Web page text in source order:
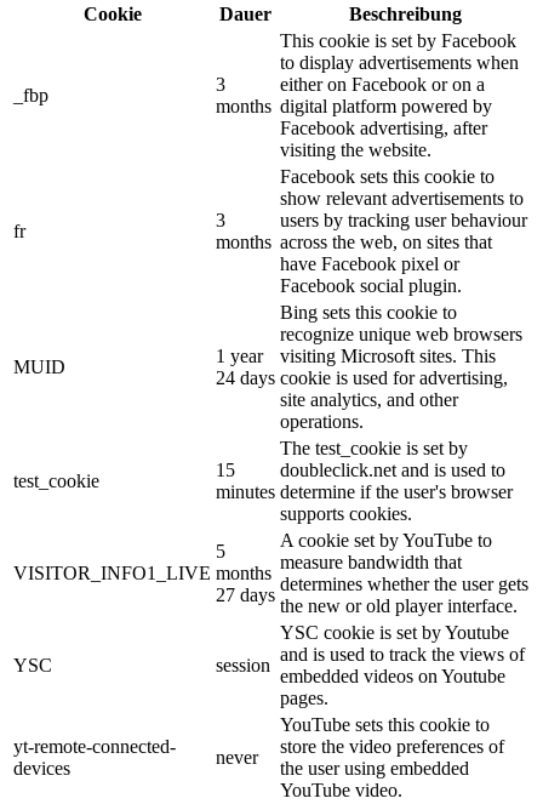
Cookie
Dauer Beschreibung
_fbp
3
months
This cookie is set by Facebook
to display advertisements when
either on Facebook or on a
digital platform powered by
Facebook advertising, after
visiting the website.
fr
3
months
Facebook sets this cookie to
show relevant advertisements to
users by tracking user behaviour
across the web, on sites that
have Facebook pixel or
Facebook social plugin.
MUID
1 year
24 days
Bing sets this cookie to
recognize unique web browsers
visiting Microsoft sites. This
cookie is used for advertising,
site analytics, and other
operations.
test_cookie
15
minutes
The test_cookie is set by
doubleclick.net and is used to
determine if the user's browser
supports cookies.
VISITOR_INFO1_LIVE
5
months
27 days
A cookie set by YouTube to
measure bandwidth that
determines whether the user gets
the new or old player interface.
YSC session
YSC cookie is set by Youtube
and is used to track the views of
embedded videos on Youtube
pages.
yt-remote-connected-
devices
never
YouTube sets this cookie to
store the video preferences of
the user using embedded
YouTube video.